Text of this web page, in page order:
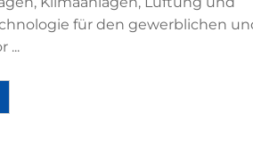
für den gewerblichen
...